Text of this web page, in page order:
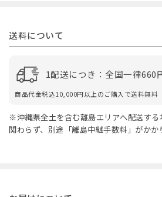
送料について
1配送につき：全国一律660
商品代金税込10,000円以上のご購入で送料無料
※沖縄県全土を含む離島エリアへ配送す
関わらず、別途「離島中継手数料」がかか